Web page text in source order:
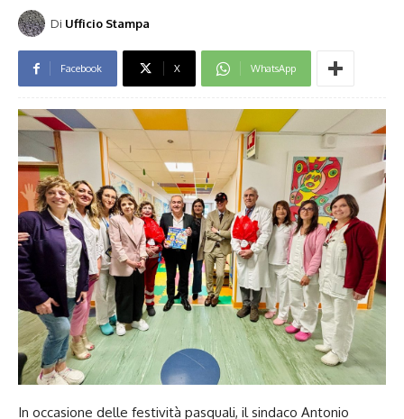
Di Ufficio Stampa
Facebook X WhatsApp
In occasione delle festività pasquali, il sindaco Antonio